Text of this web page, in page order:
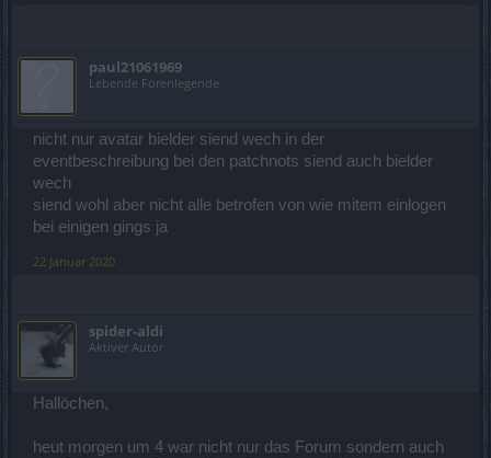
Habs gefunden: Im ersten Loggin Screen Account verwalten.
Liebe Gruesse
paul21061969
Lebende Forenlegende
nicht nur avatar bielder siend wech in der
eventbeschreibung bei den patchnots siend auch bielder
wech
siend wohl aber nicht alle betrofen von wie mitem einlogen
bei einigen gings ja
22 Januar 2020
spider-aldi
Aktiver Autor
Hallöchen,
heut morgen um 4 war nicht nur das Forum sondern auch